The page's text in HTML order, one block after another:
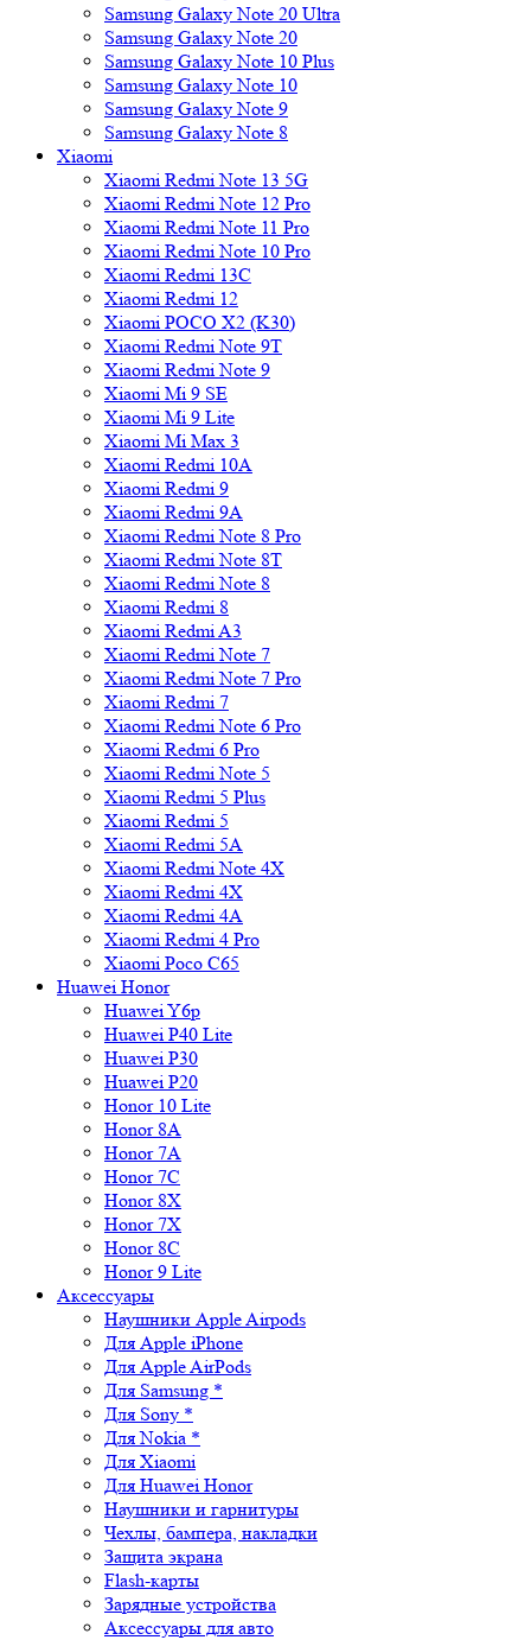
Samsung Galaxy Note 20 Ultra
Samsung Galaxy Note 20
Samsung Galaxy Note 10 Plus
Samsung Galaxy Note 10
Samsung Galaxy Note 9
Samsung Galaxy Note 8
Xiaomi
Xiaomi Redmi Note 13 5G
Xiaomi Redmi Note 12 Pro
Xiaomi Redmi Note 11 Pro
Xiaomi Redmi Note 10 Pro
Xiaomi Redmi 13C
Xiaomi Redmi 12
Xiaomi POCO X2 (K30)
Xiaomi Redmi Note 9T
Xiaomi Redmi Note 9
Xiaomi Mi 9 SE
Xiaomi Mi 9 Lite
Xiaomi Mi Max 3
Xiaomi Redmi 10A
Xiaomi Redmi 9
Xiaomi Redmi 9A
Xiaomi Redmi Note 8 Pro
Xiaomi Redmi Note 8T
Xiaomi Redmi Note 8
Xiaomi Redmi 8
Xiaomi Redmi A3
Xiaomi Redmi Note 7
Xiaomi Redmi Note 7 Pro
Xiaomi Redmi 7
Xiaomi Redmi Note 6 Pro
Xiaomi Redmi 6 Pro
Xiaomi Redmi Note 5
Xiaomi Redmi 5 Plus
Xiaomi Redmi 5
Xiaomi Redmi 5A
Xiaomi Redmi Note 4X
Xiaomi Redmi 4X
Xiaomi Redmi 4A
Xiaomi Redmi 4 Pro
Xiaomi Poco C65
Huawei Honor
Huawei Y6p
Huawei P40 Lite
Huawei P30
Huawei P20
Honor 10 Lite
Honor 8A
Honor 7A
Honor 7C
Honor 8X
Honor 7X
Honor 8C
Honor 9 Lite
Аксессуары
Наушники Apple Airpods
Для Apple iPhone
Для Apple AirPods
Для Samsung *
Для Sony *
Для Nokia *
Для Xiaomi
Для Huawei Honor
Наушники и гарнитуры
Чехлы, бампера, накладки
Защита экрана
Flash-карты
Зарядные устройства
Аксессуары для авто